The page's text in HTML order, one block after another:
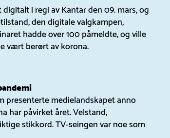
i regi av Kantar den 09. mars, og
den digitale valgkampen,
hadde over 100 påmeldte, og ville
vært berørt av korona.
presenterte medielandskapet anno
har påvirket året. Velstand,
stikkord. TV-seingen var noe som